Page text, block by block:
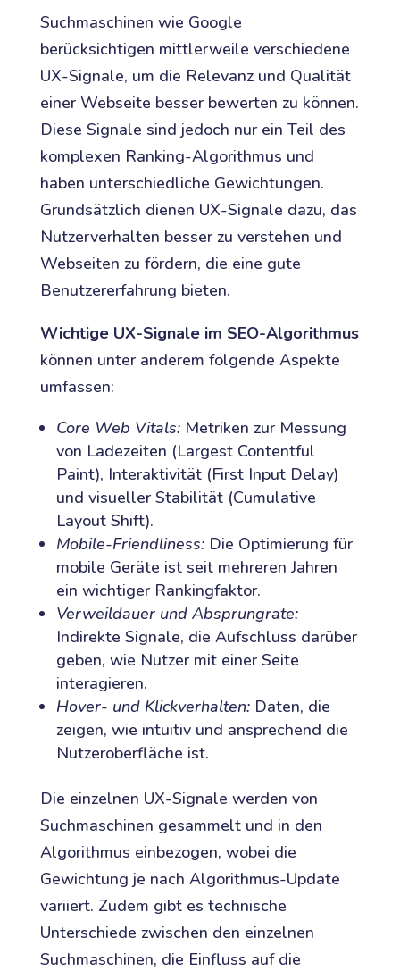
Suchmaschinen wie Google
berücksichtigen mittlerweile verschiedene
UX-Signale, um die Relevanz und Qualität
einer Webseite besser bewerten zu können.
Diese Signale sind jedoch nur ein Teil des
komplexen Ranking-Algorithmus und
haben unterschiedliche Gewichtungen.
Grundsätzlich dienen UX-Signale dazu, das
Nutzerverhalten besser zu verstehen und
Webseiten zu fördern, die eine gute
Benutzererfahrung bieten.
Wichtige UX-Signale im SEO-Algorithmus
können unter anderem folgende Aspekte
umfassen:
Core Web Vitals:Metriken zur Messung
von Ladezeiten (Largest Contentful
Paint), Interaktivität (First Input Delay)
und visueller Stabilität (Cumulative
Layout Shift).
Mobile-Friendliness:Die Optimierung für
mobile Geräte ist seit mehreren Jahren
ein wichtiger Rankingfaktor.
Verweildauer und Absprungrate:
Indirekte Signale, die Aufschluss darüber
geben, wie Nutzer mit einer Seite
interagieren.
Hover- und Klickverhalten:Daten, die
zeigen, wie intuitiv und ansprechend die
Nutzeroberfläche ist.
Die einzelnen UX-Signale werden von
Suchmaschinen gesammelt und in den
Algorithmus einbezogen, wobei die
Gewichtung je nach Algorithmus-Update
variiert. Zudem gibt es technische
Unterschiede zwischen den einzelnen
Suchmaschinen, die Einfluss auf die